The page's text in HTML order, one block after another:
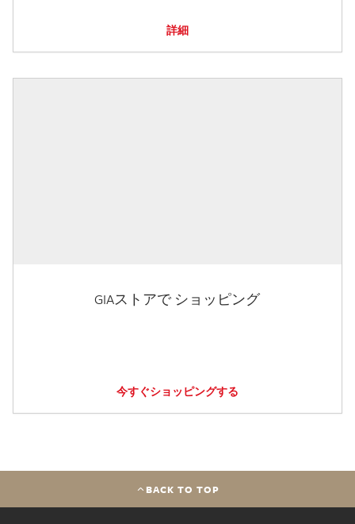
詳細
GIAストアで ショッピング
今すぐショッピングする
BACK TO TOP